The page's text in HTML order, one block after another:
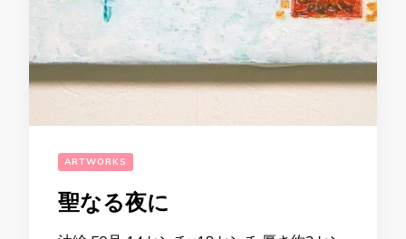
ARTWORKS
聖なる夜に